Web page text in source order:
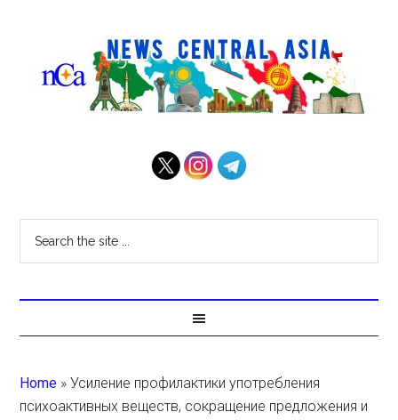
Home »Усиление профилактики употребления
психоактивных веществ, сокращение предложения и